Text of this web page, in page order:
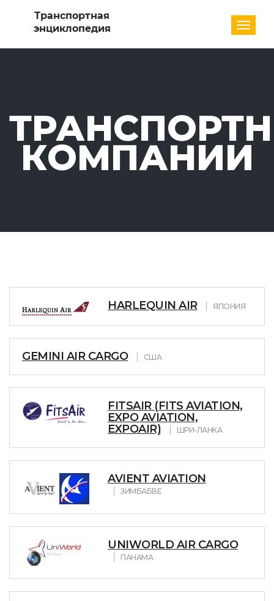
КОМПАНИИ
HARLEQUIN AIR ЯПОНИЯ
GEMINI AIR CARGO США
FITSAIR (FITS AVIATION,
EXPO AVIATION,
EXPOAIR)
ШРИ-ЛАНКА
AVIENT AVIATION
ЗИМБАБВЕ
UNIWORLD AIR CARGO
ПАНАМА